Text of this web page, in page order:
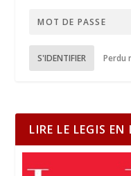
S'IDENTIFIER Perdu
LIRE LE LEGIS EN